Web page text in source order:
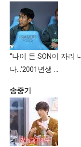
“나이 든 SON이 자리
나…’2001년생 …
송중기